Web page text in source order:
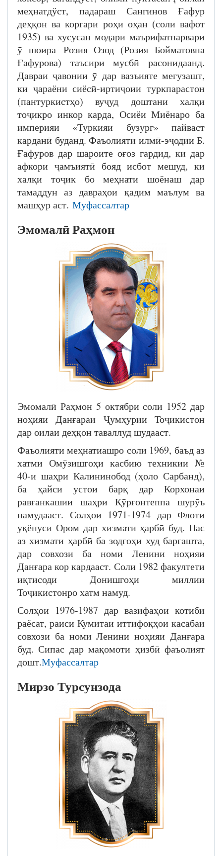
меҳнатдӱст, падараш Сангинов Ғафур
деҳқон ва коргари роҳи оҳан (соли вафот
1935) ва хусусан модари маърифатпарвари
ӯ шоира Розия Озод (Розия Бойматовна
Ғафурова) таъсири мусбӣ расонидаанд.
Давраи ҷавонии ӯ дар вазъияте мегузашт,
ки ҷараёни сиёсӣ-иртиҷоии туркпарастон
(пантуркистҳо) вуҷуд доштани халқи
тоҷикро инкор карда, Осиёи Миёнаро ба
империяи «Туркияи бузург» пайваст
карданӣ буданд. Фаъолияти илмӣ-эҷодии Б.
Ғафуров дар шароите оғоз гардид, ки дар
афкори ҷамъиятӣ бояд исбот мешуд, ки
халқи тоҷик бо меҳнати шоёнаш дар
тамаддун аз давраҳои қадим маълум ва
машҳур аст. Муфассалтар
Эмомалӣ Раҳмон
Эмомалӣ Раҳмон 5 октябри соли 1952 дар
ноҳияи Данғараи Ҷумҳурии Тоҷикистон
дар оилаи деҳқон таваллуд шудааст.
Фаъолияти меҳнатиашро соли 1969, баъд аз
хатми Омӯзишгоҳи касбию техникии №
40-и шаҳри Калининобод (ҳоло Сарбанд),
ба ҳайси устои барқ дар Корхонаи
равғанкашии шаҳри Қӯрғонтеппа шурӯъ
намудааст. Солҳои 1971-1974 дар Флоти
уқёнуси Ором дар хизмати ҳарбӣ буд. Пас
аз хизмати ҳарбӣ ба зодгоҳи худ баргашта,
дар совхози ба номи Ленини ноҳияи
Данғара кор кардааст. Соли 1982 факултети
иқтисоди Донишгоҳи миллии
Тоҷикистонро хатм намуд.
Солҳои 1976-1987 дар вазифаҳои котиби
раёсат, раиси Кумитаи иттифоқҳои касабаи
совхози ба номи Ленини ноҳияи Данғара
буд. Сипас дар мақомоти ҳизбӣ фаъолият
дошт.Муфассалтар
Мирзо Турсунзода